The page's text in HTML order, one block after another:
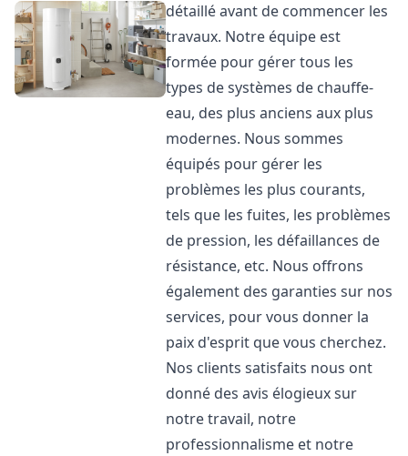
détaillé avant de commencer les
travaux. Notre équipe est
formée pour gérer tous les
types de systèmes de chauffe-
eau, des plus anciens aux plus
modernes. Nous sommes
équipés pour gérer les
problèmes les plus courants,
tels que les fuites, les problèmes
de pression, les défaillances de
résistance, etc. Nous offrons
également des garanties sur nos
services, pour vous donner la
paix d'esprit que vous cherchez.
Nos clients satisfaits nous ont
donné des avis élogieux sur
notre travail, notre
professionnalisme et notre